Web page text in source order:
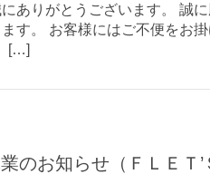
ありがとうございます。 誠
す。 お客様にはご不便をお
[…]
業のお知らせ（ＦＬＥ